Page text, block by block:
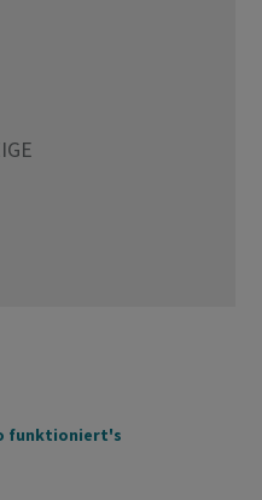
funktioniert's